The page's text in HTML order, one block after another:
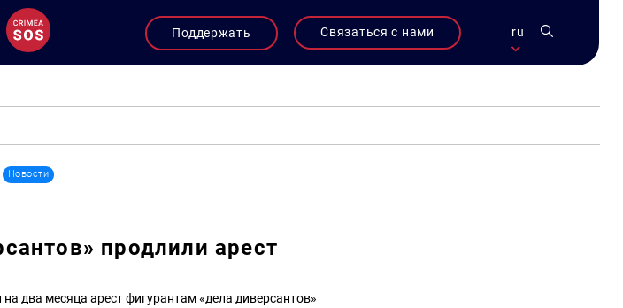
Поддержать Связаться с нами ru
Новости
продлили арест
два месяца арест фигурантам «дела диверсантов»